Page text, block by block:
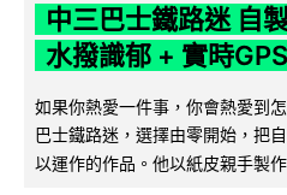
中三巴士鐵路迷 自
水撥識郁 + 實時
如果你熱愛一件事，你會熱愛到
巴士鐵路迷，選擇由零開始，把
以運作的作品。他以紙皮親手製